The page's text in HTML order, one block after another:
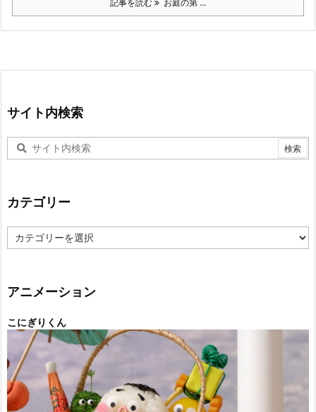
記事を読む お庭の第 ...
サイト内検索
カテゴリー
テ
ー
アニメーション
こにぎりくん